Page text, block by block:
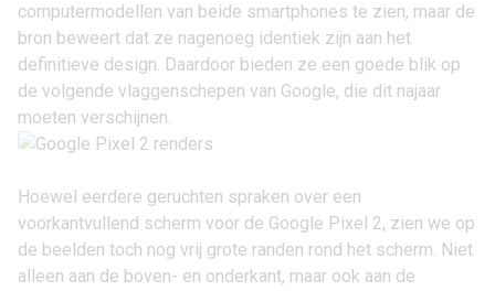
computermodellen van beide smartphones te zien, maar de
bron beweert dat ze nagenoeg identiek zijn aan het
definitieve design. Daardoor bieden ze een goede blik op
de volgende vlaggenschepen van Google, die dit najaar
moeten verschijnen.
Hoewel eerdere geruchten spraken over een
voorkantvullend scherm voor de Google Pixel 2, zien we op
de beelden toch nog vrij grote randen rond het scherm. Niet
alleen aan de boven- en onderkant, maar ook aan de